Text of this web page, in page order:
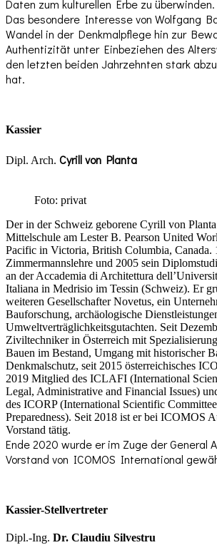
Daten zum kulturellen Erbe zu überwinden.
Das besondere Interesse von Wolfgang
Wandel in der Denkmalpflege hin zur
Authentizität unter Einbeziehen des
den letzten beiden Jahrzehnten stark
hat.
Kassier
Dipl. Arch. Cyrill von Planta
Foto: privat
Der in der Schweiz geborene Cyrill von
Mittelschule am Lester B. Pearson United
Pacific in Victoria, British Columbia, Canada.
Zimmermannslehre und 2005 sein
an der Accademia di Architettura
Italiana in Medrisio im Tessin (Schweiz). Er
weiteren Gesellschafter Novetus, ein
Bauforschung, archäologische
Umweltverträglichkeitsgutachten. Seit
Ziviltechniker in Österreich mit
Bauen im Bestand, Umgang mit historischer
Denkmalschutz, seit 2015 österreichisches
2019 Mitglied des ICLAFI (International
Legal, Administrative and Financial Issues)
des ICORP (International Scientific
Preparedness). Seit 2018 ist er bei ICOMOS
Vorstand tätig.
Ende 2020 wurde er im Zuge der General
Vorstand von ICOMOS International
Kassier-Stellvertreter
Dipl.-Ing. Dr. Claudiu Silvestru